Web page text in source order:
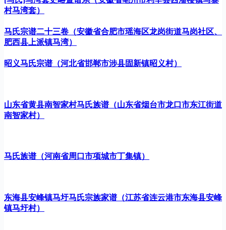
村马湾套）
马氏宗谱二十三卷（安徽省合肥市瑶海区龙岗街道马岗社区、
肥西县上派镇马湾）
昭义马氏宗谱（河北省邯郸市涉县固新镇昭义村）
山东省黄县南智家村马氏族谱（山东省烟台市龙口市东江街道
南智家村）
马氏族谱（河南省周口市项城市丁集镇）
东海县安峰镇马圩马氏宗族家谱（江苏省连云港市东海县安峰
镇马圩村）